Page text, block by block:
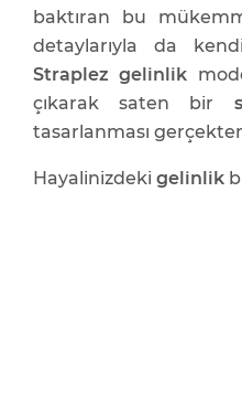
baktıran bu
detaylarıyla da
Straplez gelinlik
çıkarak saten bir
tasarlanması
Hayalinizdeki gelinlik